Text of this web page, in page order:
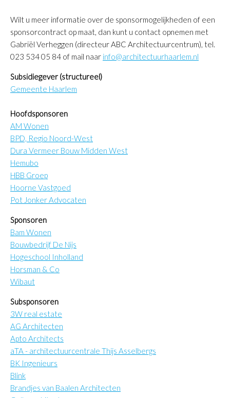
Wilt u meer informatie over de sponsormogelijkheden of een
sponsorcontract op maat, dan kunt u contact opnemen met
Gabriël Verheggen (directeur ABC Architectuurcentrum), tel.
023 534 05 84 of mail naar info@architectuurhaarlem.nl
Subsidiegever (structureel)
Gemeente Haarlem
Hoofdsponsoren
AM Wonen
BPD, Regio Noord-West
Dura Vermeer Bouw Midden West
Hemubo
HBB Groep
Hoorne Vastgoed
Pot Jonker Advocaten
Sponsoren
Bam Wonen
Bouwbedrijf De Nijs
Hogeschool Inholland
Horsman & Co
Wibaut
Subsponsoren
3W real estate
AG Architecten
Apto Architects
aTA - architectuurcentrale Thijs Asselbergs
BK Ingenieurs
Blink
Brandjes van Baalen Architecten